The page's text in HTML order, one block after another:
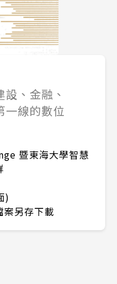
、金融、
一線的數位
暨東海大學智慧
)
案另存下載